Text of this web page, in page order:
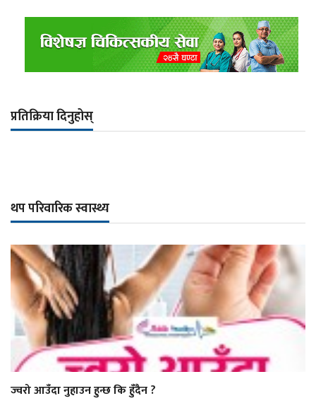
प्रतिक्रिया दिनुहोस्
थप परिवारिक स्वास्थ्य
ज्वरो आउँदा नुहाउन हुन्छ कि हुँदैन ?